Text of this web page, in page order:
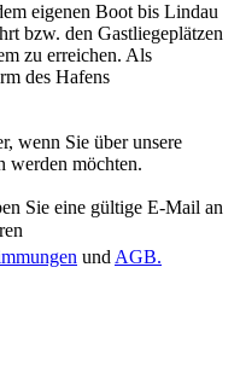
eigenen Boot bis Lindau
bzw. den Gastliegeplätzen
zu erreichen. Als
des Hafens
wenn Sie über unsere
werden möchten.
Sie eine gültige E-Mail an
und AGB.